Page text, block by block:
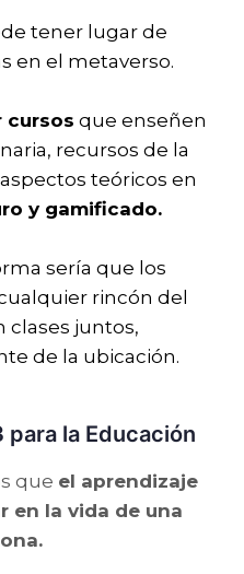
tener lugar de
en el metaverso.
cursos que enseñen
recursos de la
teóricos en
y gamificado.
sería que los
rincón del
juntos,
de la ubicación.
la Educación
que el aprendizaje
en la vida de una